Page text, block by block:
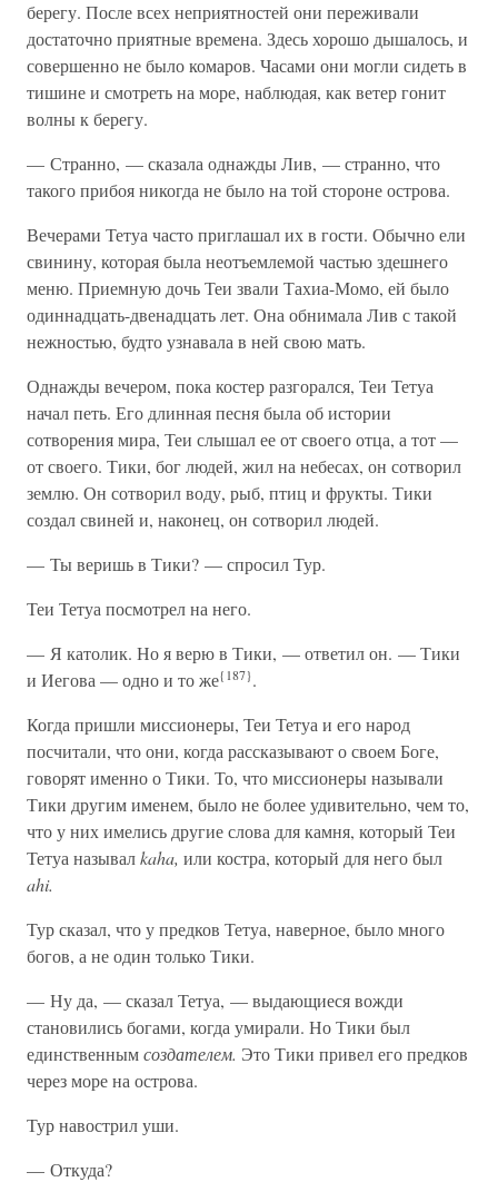
берегу. После всех неприятностей они переживали
достаточно приятные времена. Здесь хорошо дышалось, и
совершенно не было комаров. Часами они могли сидеть в
тишине и смотреть на море, наблюдая, как ветер гонит
волны к берегу.
— Странно, — сказала однажды Лив, — странно, что
такого прибоя никогда не было на той стороне острова.
Вечерами Тетуа часто приглашал их в гости. Обычно ели
свинину, которая была неотъемлемой частью здешнего
меню. Приемную дочь Теи звали Тахиа-Момо, ей было
одиннадцать-двенадцать лет. Она обнимала Лив с такой
нежностью, будто узнавала в ней свою мать.
Однажды вечером, пока костер разгорался, Теи Тетуа
начал петь. Его длинная песня была об истории
сотворения мира, Теи слышал ее от своего отца, а тот —
от своего. Тики, бог людей, жил на небесах, он сотворил
землю. Он сотворил воду, рыб, птиц и фрукты. Тики
создал свиней и, наконец, он сотворил людей.
— Ты веришь в Тики? — спросил Тур.
Теи Тетуа посмотрел на него.
— Я католик. Но я верю в Тики, — ответил он. — Тики
и Иегова — одно и то же{187}.
Когда пришли миссионеры, Теи Тетуа и его народ
посчитали, что они, когда рассказывают о своем Боге,
говорят именно о Тики. То, что миссионеры называли
Тики другим именем, было не более удивительно, чем то,
что у них имелись другие слова для камня, который Теи
Тетуа называлkaha, или костра, который для него был
ahi.
Тур сказал, что у предков Тетуа, наверное, было много
богов, а не один только Тики.
— Ну да, — сказал Тетуа, — выдающиеся вожди
становились богами, когда умирали. Но Тики был
единственнымсоздателем. Это Тики привел его предков
через море на острова.
Тур навострил уши.
— Откуда?